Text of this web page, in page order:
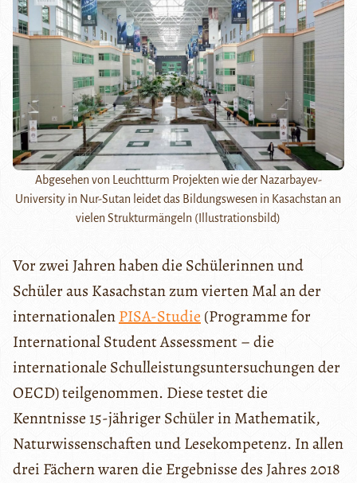
Abgesehen von Leuchtturm Projekten wie der Nazarbayev-
University in Nur-Sutan leidet das Bildungswesen in Kasachstan an
vielen Strukturmängeln (Illustrationsbild)
Vor zwei Jahren haben die Schülerinnen und
Schüler aus Kasachstan zum vierten Mal an der
internationalenPISA-Studie (Programme for
International Student Assessment – die
internationale Schulleistungsuntersuchungen der
OECD) teilgenommen. Diese testet die
Kenntnisse 15-jähriger Schüler in Mathematik,
Naturwissenschaften und Lesekompetenz. In allen
drei Fächern waren die Ergebnisse des Jahres 2018